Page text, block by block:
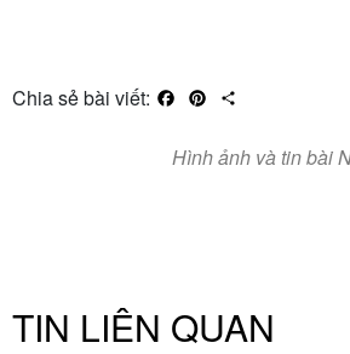
Chia sẻ bài viết: FacebookPinterest
Hình ảnh và tin bài
TIN LIÊN QUAN